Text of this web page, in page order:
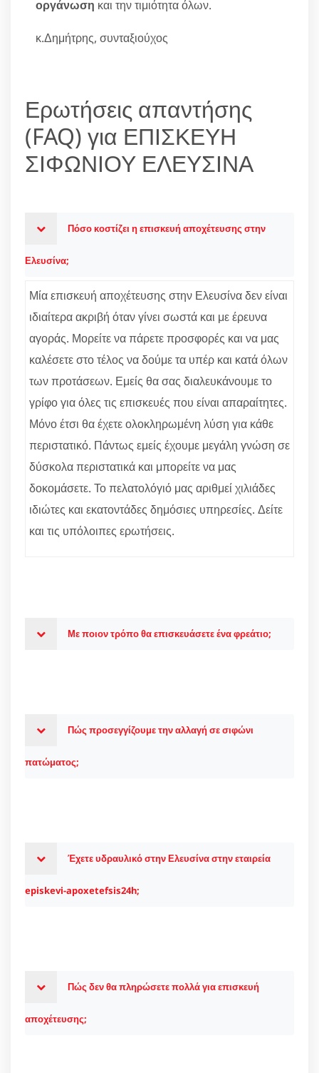
οργάνωση και την τιμιότητα όλων.
κ.Δημήτρης, συνταξιούχος
Ερωτήσεις απαντήσης
(FAQ) για ΕΠΙΣΚΕΥΗ
ΣΙΦΩΝΙΟΥ ΕΛΕΥΣΙΝΑ
Πόσο κοστίζει η επισκευή αποχέτευσης στην
Ελευσίνα;
Μία επισκευή αποχέτευσης στην Ελευσίνα δεν είναι
ιδιαίτερα ακριβή όταν γίνει σωστά και με έρευνα
αγοράς. Μορείτε να πάρετε προσφορές και να μας
καλέσετε στο τέλος να δούμε τα υπέρ και κατά όλων
των προτάσεων. Εμείς θα σας διαλευκάνουμε το
γρίφο για όλες τις επισκευές που είναι απαραίτητες.
Μόνο έτσι θα έχετε ολοκληρωμένη λύση για κάθε
περιστατικό. Πάντως εμείς έχουμε μεγάλη γνώση σε
δύσκολα περιστατικά και μπορείτε να μας
δοκομάσετε. Το πελατολόγιό μας αριθμεί χιλιάδες
ιδιώτες και εκατοντάδες δημόσιες υπηρεσίες. Δείτε
και τις υπόλοιπες ερωτήσεις.
Με ποιον τρόπο θα επισκευάσετε ένα φρεάτιο;
Πώς προσεγγίζουμε την αλλαγή σε σιφώνι
πατώματος;
Έχετε υδραυλικό στην Ελευσίνα στην εταιρεία
episkevi-apoxetefsis24h;
Πώς δεν θα πληρώσετε πολλά για επισκευή
αποχέτευσης;